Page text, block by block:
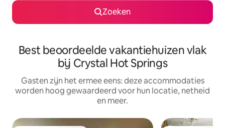
Zoeken
Best beoordeelde vakantiehuizen vlak
bij Crystal Hot Springs
Gasten zijn het ermee eens: deze accommodaties
worden hoog gewaardeerd voor hun locatie, netheid
en meer.